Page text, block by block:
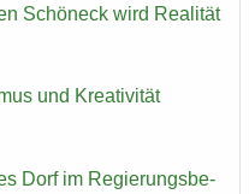
Schöneck wird Rea­li­tät
und Krea­ti­vi­tät
Dorf im Re­gie­rungs­be­